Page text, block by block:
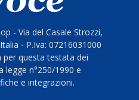
- Via del Casale Strozzi,
- P.Iva: 07216031000
per questa testata dei
legge n°250/1990 e
e integrazioni.